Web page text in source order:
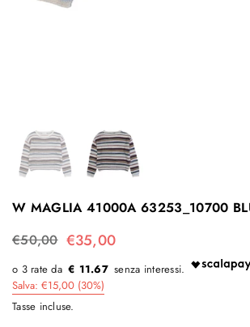
W MAGLIA 41000A 63253_10700
Regular
price
€50,00 €35,00
€ 11.67
Salva: €15,00 (30%)
Tasse incluse.